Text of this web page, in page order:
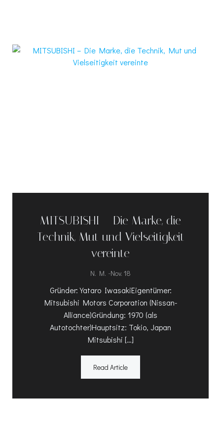
MITSUBISHI – Die Marke, die
Technik, Mut und Vielseitigkeit
vereinte
N. M. -Nov. 18
Gründer: Yataro IwasakiEigentümer:
Mitsubishi Motors Corporation (Nissan-
Alliance)Gründung: 1970 (als
Autotochter)Hauptsitz: Tokio, Japan
Mitsubishi […]
Read Article